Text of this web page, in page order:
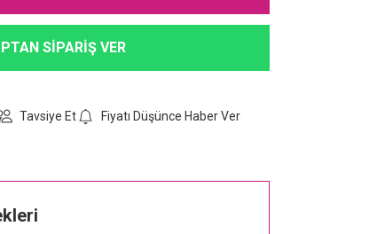
SİPARİŞ VER
Tavsiye Et
Fiyatı Düşünce Haber Ver